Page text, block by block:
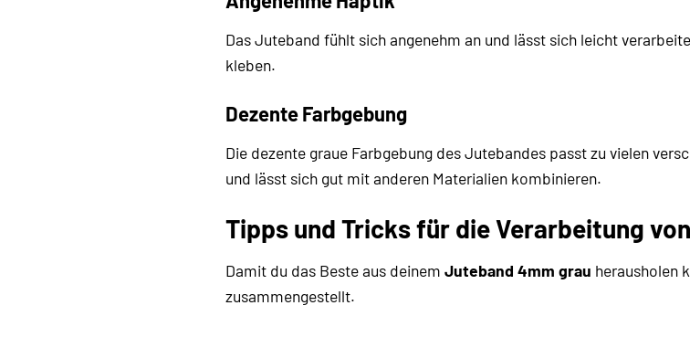
Das Juteband fühlt sich angenehm an und lässt sich leicht
kleben.
Dezente Farbgebung
Die dezente graue Farbgebung des Jutebandes passt zu vielen
und lässt sich gut mit anderen Materialien kombinieren.
Tipps und Tricks für die Verarbeitung
Damit du das Beste aus deinem Juteband 4mm grau herausholen
zusammengestellt.